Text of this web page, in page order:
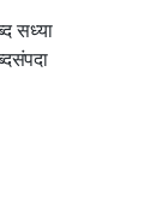
सध्या